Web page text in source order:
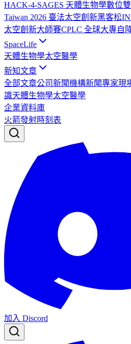
HACK-4-SAGES 天體生物學數位
Taiwan 2026 臺法太空創新黑客松
太空創新大師賽CPLC 全球大專自
SpaceLife
天體生物學太空醫學
新知文章
全部文章公司新聞機構新聞專家現
識天體生物學太空醫學
企業資料庫
火箭發射時刻表
加入 Discord